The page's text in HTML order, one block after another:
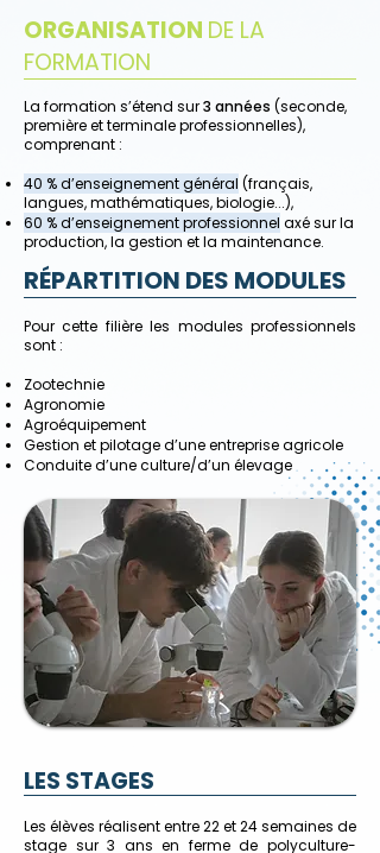
ORGANISATION DE LA
FORMATION
La formation s’étend sur3 années (seconde,
première et terminale professionnelles),
comprenant :
40 % d’enseignement général (français,
langues, mathématiques, biologie...),
60 % d’enseignement professionnel axé sur la
production, la gestion et la maintenance.
RÉPARTITION DES MODULES
Pour cette filière les modules professionnels
sont :
Zootechnie
Agronomie
Agroéquipement
Gestion et pilotage d’une entreprise agricole
Conduite d’une culture/d’un élevage
LES STAGES
Les élèves réalisent entre 22 et 24 semaines de
stage sur 3 ans en ferme de polyculture-